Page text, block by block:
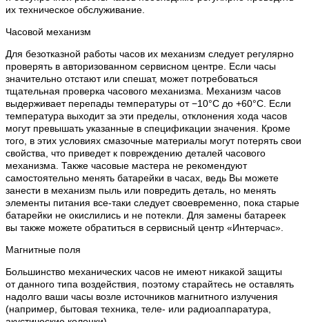
их техническое обслуживание.
Часовой механизм
Для безотказной работы часов их механизм следует регулярно
проверять в авторизованном сервисном центре. Если часы
значительно отстают или спешат, может потребоваться
тщательная проверка часового механизма. Механизм часов
выдерживает перепады температуры от −10°C до +60°C. Если
температура выходит за эти пределы, отклонения хода часов
могут превышать указанные в спецификации значения. Кроме
того, в этих условиях смазочные материалы могут потерять свои
свойства, что приведет к повреждению деталей часового
механизма. Также часовые мастера не рекомендуют
самостоятельно менять батарейки в часах, ведь Вы можете
занести в механизм пыль или повредить деталь, но менять
элементы питания все-таки следует своевременно, пока старые
батарейки не окислились и не потекли. Для замены батареек
вы также можете обратиться в сервисный центр «Интерчас».
Магнитные поля
Большинство механических часов не имеют никакой защиты
от данного типа воздействия, поэтому старайтесь не оставлять
надолго ваши часы возле источников магнитного излучения
(например, бытовая техника, теле- или радиоаппаратура,